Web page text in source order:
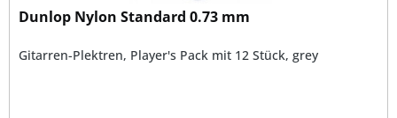
Dunlop Nylon Standard 0.73 mm
Gitarren-Plektren, Player's Pack mit 12 Stück, grey